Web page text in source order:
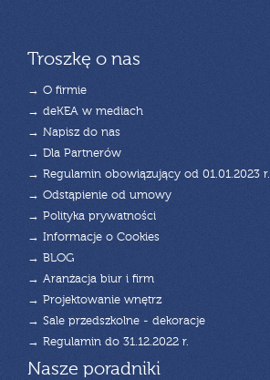
Troszkę o nas
→ O firmie
→ deKEA w mediach
→ Napisz do nas
→ Dla Partnerów
→ Regulamin obowiązujący od 01.01.2023 r.
→ Odstąpienie od umowy
→ Polityka prywatności
→ Informacje o Cookies
→ BLOG
→ Aranżacja biur i firm
→ Projektowanie wnętrz
→ Sale przedszkolne - dekoracje
→ Regulamin do 31.12.2022 r.
Nasze poradniki